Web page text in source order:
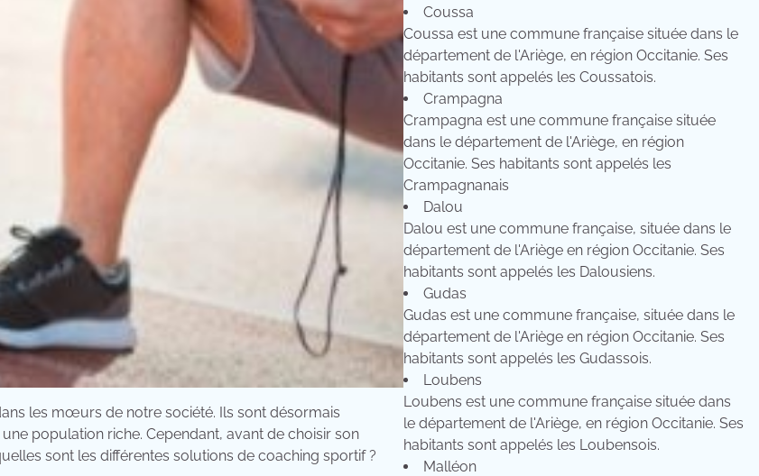
les mœurs de notre société. Ils sont désormais
population riche. Cependant, avant de choisir son
sont les différentes solutions de coaching sportif ?
Coussa
Coussa est une commune française située dans le
département de l'Ariège, en région Occitanie. Ses
habitants sont appelés les Coussatois.
Crampagna
Crampagna est une commune française située
dans le département de l'Ariège, en région
Occitanie. Ses habitants sont appelés les
Crampagnanais
Dalou
Dalou est une commune française, située dans le
département de l'Ariège en région Occitanie. Ses
habitants sont appelés les Dalousiens.
Gudas
Gudas est une commune française, située dans le
département de l'Ariège en région Occitanie. Ses
habitants sont appelés les Gudassois.
Loubens
Loubens est une commune française située dans
le département de l'Ariège, en région Occitanie. Ses
habitants sont appelés les Loubensois.
Malléon